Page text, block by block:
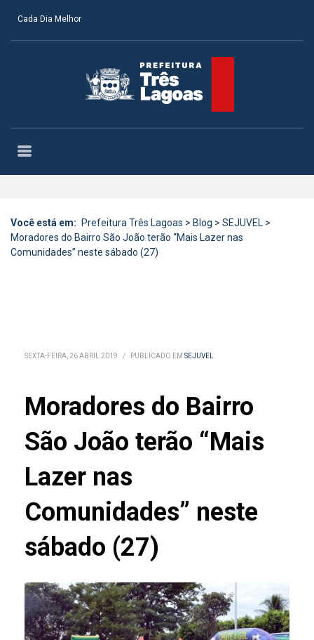
Cada Dia Melhor
Você está em: Prefeitura Três Lagoas > Blog > SEJUVEL >
Moradores do Bairro São João terão “Mais Lazer nas
Comunidades” neste sábado (27)
SEXTA-FEIRA, 26 ABRIL 2019 / PUBLICADO EM SEJUVEL
Moradores do Bairro
São João terão “Mais
Lazer nas
Comunidades” neste
sábado (27)